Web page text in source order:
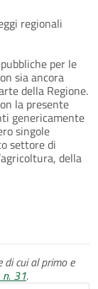
regionali
per le
sia ancora
della Regione.
la presente
genericamente
singole
settore di
della
cui al primo e
n. 31.